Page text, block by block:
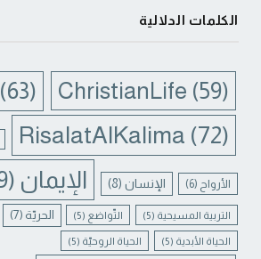
الكلمات الدلالية
ChristianLife (59)
(63)
RisalatAlKalima (72)
الأرواح (6) الإنسان(8) الإيمان (69)
التربية المسيحية (5) التّواضع (5) الحريّة (7)
الحياة الأبدية (5) الحياة الروحيّة (5)